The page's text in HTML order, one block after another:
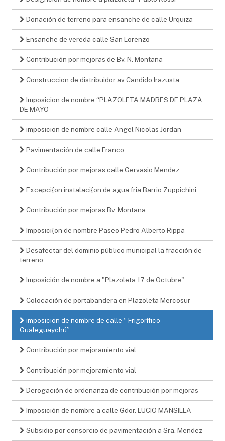
Donación de terreno para ensanche de calle Urquiza
Ensanche de vereda calle San Lorenzo
Contribución por mejoras de Bv. N. Montana
Construccion de distribuidor av Candido Irazusta
Imposicion de nombre “PLAZOLETA MADRES DE PLAZA
DE MAYO
imposicion de nombre calle Angel Nicolas Jordan
Pavimentación de calle Franco
Contribución por mejoras calle Gervasio Mendez
Excepci{on instalaci{on de agua fria Barrio Zuppichini
Contribución por mejoras Bv. Montana
Imposici{on de nombre Paseo Pedro Alberto Rippa
Desafectar del dominio público municipal la fracción de
terreno
Imposición de nombre a "Plazoleta 17 de Octubre"
Colocación de portabandera en Plazoleta Mercosur
imposicion de nombre de calle “ Frigorífico
Gualeguaychú”
Contribución por mejoramiento vial
Contribución por mejoramiento vial
Derogación de ordenanza de contribución por mejoras
Imposición de nombre a calle Gdor. LUCIO MANSILLA
Subsidio por consorcio de pavimentación a Sra. Mendez